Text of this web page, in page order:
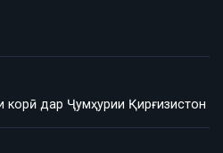
дар Ҷумҳурии Қирғизистон